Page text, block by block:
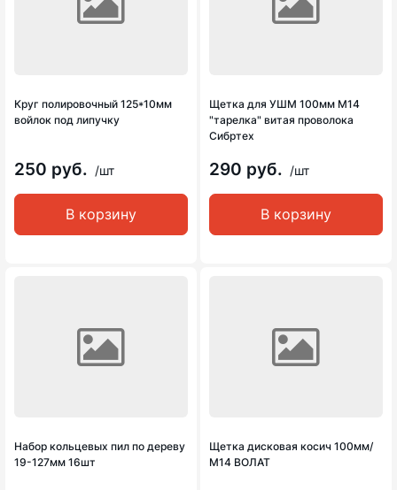
Круг полировочный 125*10мм
войлок под липучку
250 руб. /шт
В корзину
Щетка для УШМ 100мм М14
"тарелка" витая проволока
Сибртех
290 руб. /шт
В корзину
Набор кольцевых пил по дереву
19-127мм 16шт
Щетка дисковая косич 100мм/
М14 ВОЛАТ